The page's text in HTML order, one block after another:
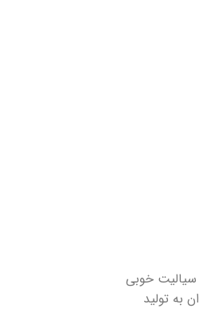
سیالیت خوبی
به تولید